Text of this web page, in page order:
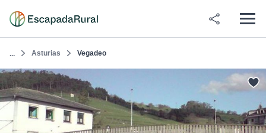
... Asturias Vegadeo